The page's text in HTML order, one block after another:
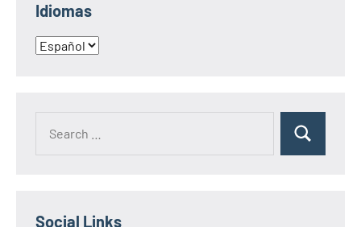
Idiomas
Idiomas
Search
Social Links